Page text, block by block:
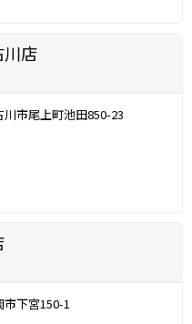
川店
川市尾上町池田850-23
市下宮150-1